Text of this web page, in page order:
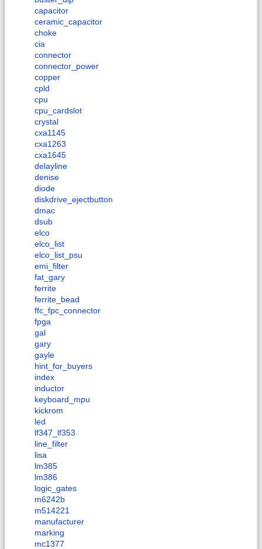
capacitor
ceramic_capacitor
choke
cia
connector
connector_power
copper
cpld
cpu
cpu_cardslot
crystal
cxa1145
cxa1263
cxa1645
delayline
denise
diode
diskdrive_ejectbutton
dmac
dsub
elco
elco_list
elco_list_psu
emi_filter
fat_gary
ferrite
ferrite_bead
ffc_fpc_connector
fpga
gal
gary
gayle
hint_for_buyers
index
inductor
keyboard_mpu
kickrom
led
lf347_lf353
line_filter
lisa
lm385
lm386
logic_gates
m6242b
m514221
manufacturer
marking
mc1377